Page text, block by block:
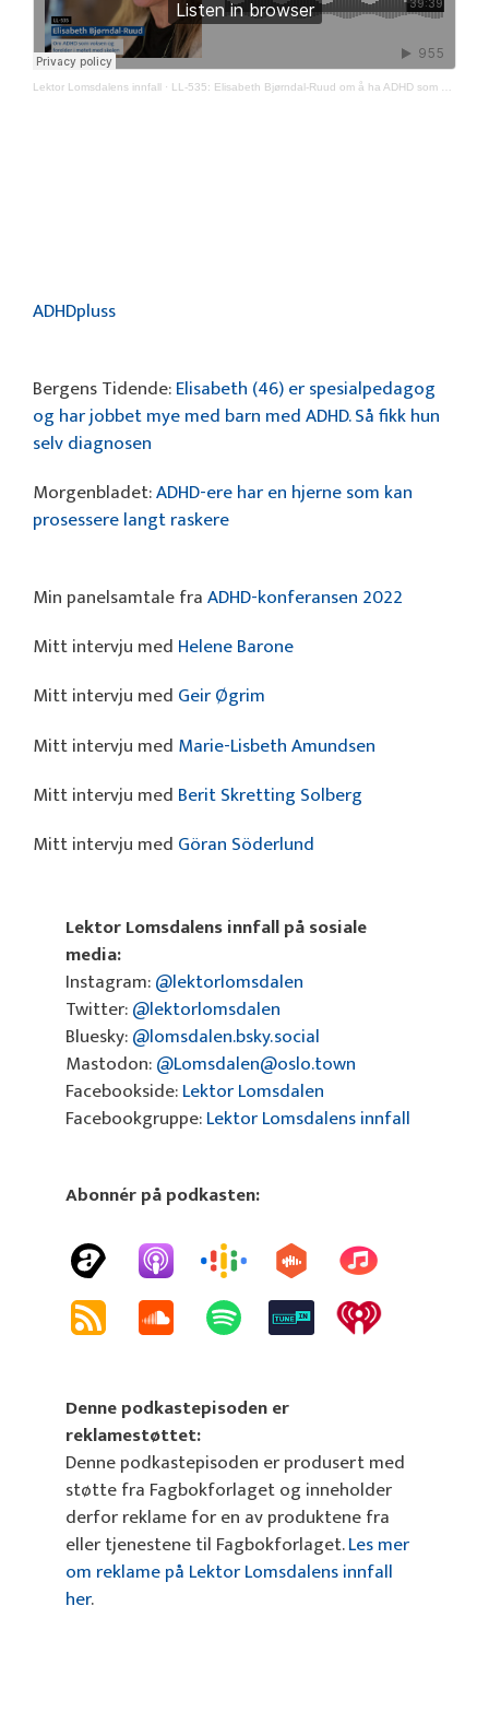
Lektor Lomsdalens innfall · LL-535: Elisabeth Bjørndal-Ruud om å ha ADHD som voksen og forelder
ADHDpluss
Bergens Tidende:Elisabeth (46) er spesialpedagog
og har jobbet mye med barn med ADHD. Så fikk hun
selv diagnosen
Morgenbladet:ADHD-ere har en hjerne som kan
prosessere langt raskere
Min panelsamtale fraADHD-konferansen 2022
Mitt intervju med Helene Barone
Mitt intervju med Geir Øgrim
Mitt intervju med Marie-Lisbeth Amundsen
Mitt intervju med Berit Skretting Solberg
Mitt intervju med Göran Söderlund
Lektor Lomsdalens innfall på sosiale
media:
Instagram:@lektorlomsdalen
Twitter:@lektorlomsdalen
Bluesky:@lomsdalen.bsky.social
Mastodon:@Lomsdalen@oslo.town
Facebookside:Lektor Lomsdalen
Facebookgruppe:Lektor Lomsdalens innfall
Abonnér på podkasten:
Denne podkastepisoden er
reklamestøttet:
Denne podkastepisoden er produsert med
støtte fra Fagbokforlaget og inneholder
derfor reklame for en av produktene fra
eller tjenestene til Fagbokforlaget.Les mer
om reklame på Lektor Lomsdalens innfall
her.